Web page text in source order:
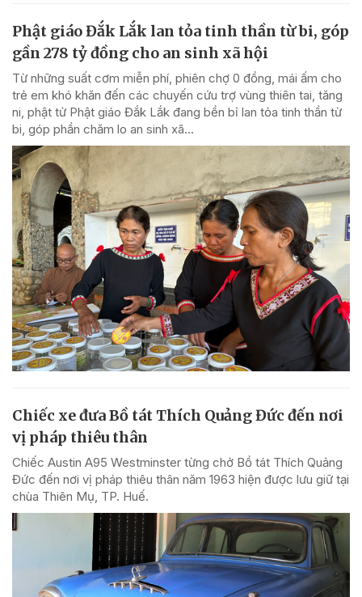
Phật giáo Đắk Lắk lan tỏa tinh thần từ bi, góp
gần 278 tỷ đồng cho an sinh xã hội
Từ những suất cơm miễn phí, phiên chợ 0 đồng, mái ấm cho
trẻ em khó khăn đến các chuyến cứu trợ vùng thiên tai, tăng
ni, phật tử Phật giáo Đắk Lắk đang bền bỉ lan tỏa tinh thần từ
bi, góp phần chăm lo an sinh xã...
Chiếc xe đưa Bồ tát Thích Quảng Đức đến nơi
vị pháp thiêu thân
Chiếc Austin A95 Westminster từng chở Bồ tát Thích Quảng
Đức đến nơi vị pháp thiêu thân năm 1963 hiện được lưu giữ tại
chùa Thiên Mụ, TP. Huế.